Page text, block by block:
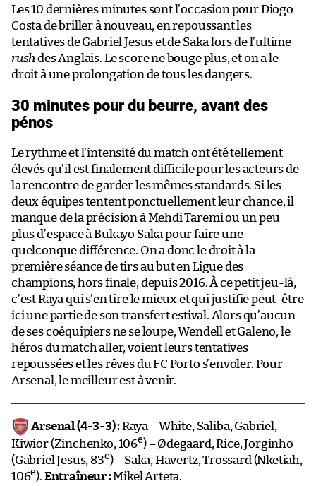
Les 10 dernières minutes sont l’occasion pour Diogo
Costa de briller à nouveau, en repoussant les
tentatives de Gabriel Jesus et de Saka lors de l’ultime
rush des Anglais. Le score ne bouge plus, et on a le
droit à une prolongation de tous les dangers.
30 minutes pour du beurre, avant des
pénos
Le rythme et l’intensité du match ont été tellement
élevés qu’il est finalement difficile pour les acteurs de
la rencontre de garder les mêmes standards. Si les
deux équipes tentent ponctuellement leur chance, il
manque de la précision à Mehdi Taremi ou un peu
plus d’espace à Bukayo Saka pour faire une
quelconque différence. On a donc le droit à la
première séance de tirs au but en Ligue des
champions, hors finale, depuis 2016. À ce petit jeu-là,
c’est Raya qui s’en tire le mieux et qui justifie peut-être
ici une partie de son transfert estival. Alors qu’aucun
de ses coéquipiers ne se loupe, Wendell et Galeno, le
héros du match aller, voient leurs tentatives
repoussées et les rêves du FC Porto s’envoler. Pour
Arsenal, le meilleur est à venir.
Arsenal (4-3-3) :Raya – White, Saliba, Gabriel,
Kiwior (Zinchenko, 106e) – Ødegaard, Rice, Jorginho
(Gabriel Jesus, 83e) – Saka, Havertz, Trossard (Nketiah,
106e). Entraîneur :Mikel Arteta.